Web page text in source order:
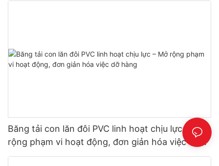
Băng tải con lăn đôi PVC linh hoạt chịu lực – Mở
rộng phạm vi hoạt động, đơn giản hóa việc dỡ
hàng